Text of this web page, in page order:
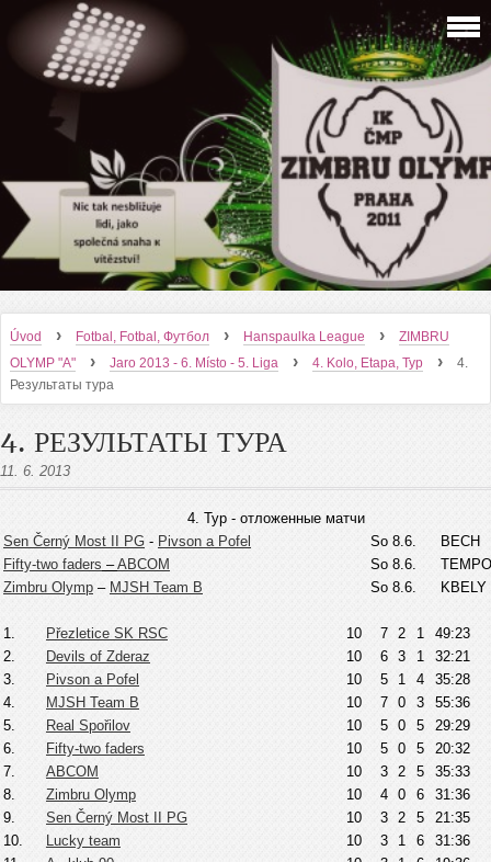
Úvod › Fotbal, Fotbal, Футбол › Hanspaulka League ›
ZIMBRU
OLYMP "A"
› Jaro 2013 - 6. Místo - 5. Liga › 4. Kolo, Etapa, Тур ›
4.
Результаты тура
4. РЕЗУЛЬТАТЫ ТУРА
11. 6. 2013
4. Тур - отложенные матчи
Sen Černý Most II PG - Pivson a Pofel So 8.6.
BECH
Fifty-two faders –ABCOM So 8.6.
TEMPO
Zimbru Olymp – MJSH Team B So 8.6. KBELY
1. Přezletice SK RSC 10 7 2 1
49:23
2.
Devils of Zderaz 10 6 3 1
32:21
3.
Pivson a Pofel 10 5 1 4
35:28
4.
MJSH Team B 10 7 0 3
55:36
5.
Real Spořilov 10 5 0 5
29:29
6.
Fifty-two faders 10 5 0 5
20:32
7.
ABCOM 10 3 2 5
35:33
8.
Zimbru Olymp 10 4 0 6
31:36
9.
Sen Černý Most II PG 10 3 2 5
21:35
10.
Lucky team 10 3 1 6
31:36